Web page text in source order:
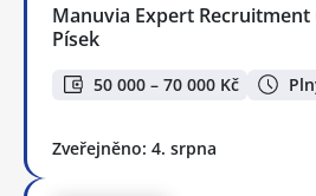
Manuvia Expert Recruitment
Písek
50 000 – 70 000 Kč
Zveřejněno: 4. srpna